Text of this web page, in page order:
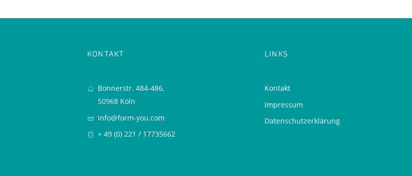
KONTAKT
Bonnerstr. 484-486,
50968 Köln
info@form-you.com
+ 49 (0) 221 / 17735662
LINKS
Kontakt
Impressum
Datenschutzerklärung